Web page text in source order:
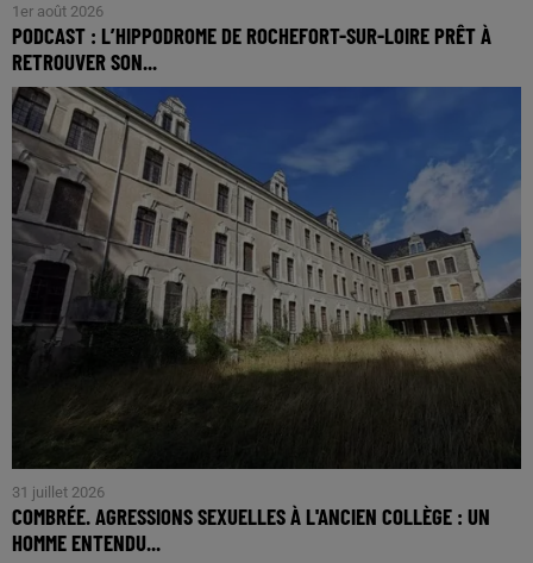
1er août 2026
PODCAST : L’HIPPODROME DE ROCHEFORT-SUR-LOIRE PRÊT À
RETROUVER SON...
31 juillet 2026
COMBRÉE. AGRESSIONS SEXUELLES À L'ANCIEN COLLÈGE : UN
HOMME ENTENDU...